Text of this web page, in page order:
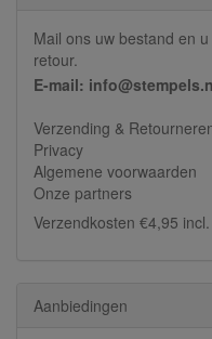
Mail ons uw bestand en
retour.
E-mail:
Verzending &
Privacy
Algemene voorwaarden
Onze partners
Verzendkosten €4,95
Aanbiedingen